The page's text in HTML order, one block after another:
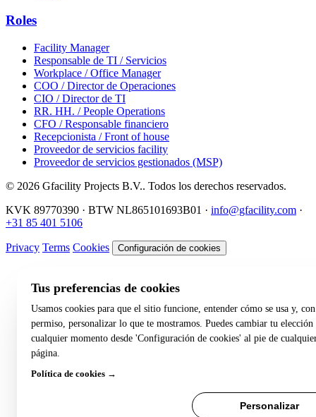
Roles
Facility Manager
Responsable de TI / Servicios
Workplace / Office Manager
COO / Director de Operaciones
CIO / Director de TI
RR. HH. / People Operations
CFO / Responsable financiero
Recepcionista / Front of house
Proveedor de servicios facility
Proveedor de servicios gestionados (MSP)
© 2026 Gfacility Projects B.V.. Todos los derechos reservados.
KVK 89770390 · BTW NL865101693B01 · info@gfacility.com ·
+31 85 401 5106
Privacy Terms Cookies Configuración de cookies
Tus preferencias de cookies
Usamos cookies para que el sitio funcione, entender cómo se usa y,
permiso, personalizar lo que te mostramos. Puedes cambiar tu elección
cualquier momento desde 'Configuración de cookies' al pie de
página.
Política de cookies →
Personalizar